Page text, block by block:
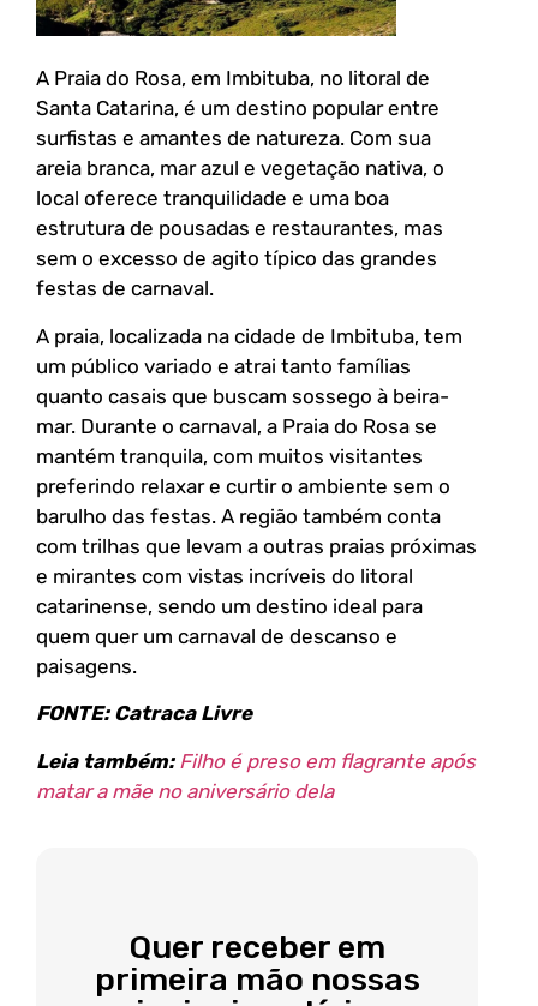
A Praia do Rosa, em Imbituba, no litoral de
Santa Catarina, é um destino popular entre
surfistas e amantes de natureza. Com sua
areia branca, mar azul e vegetação nativa, o
local oferece tranquilidade e uma boa
estrutura de pousadas e restaurantes, mas
sem o excesso de agito típico das grandes
festas de carnaval.
A praia, localizada na cidade de Imbituba, tem
um público variado e atrai tanto famílias
quanto casais que buscam sossego à beira-
mar. Durante o carnaval, a Praia do Rosa se
mantém tranquila, com muitos visitantes
preferindo relaxar e curtir o ambiente sem o
barulho das festas. A região também conta
com trilhas que levam a outras praias próximas
e mirantes com vistas incríveis do litoral
catarinense, sendo um destino ideal para
quem quer um carnaval de descanso e
paisagens.
FONTE: Catraca Livre
Leia também: Filho é preso em flagrante após
matar a mãe no aniversário dela
Quer receber em
primeira mão nossas